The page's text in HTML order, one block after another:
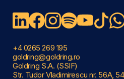
+4 0265 269 195
goldring@goldring.ro
Goldring S.A. (SSIF)
Str. Tudor Vladimirescu nr. 56A,